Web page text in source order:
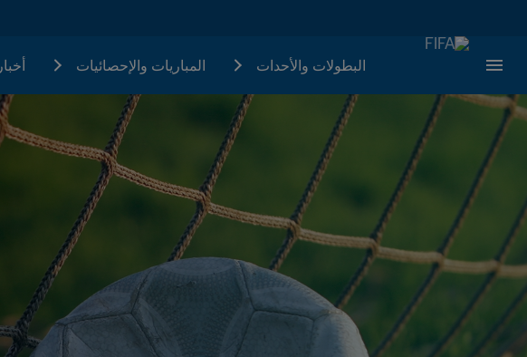
البطولات والأحدات المباريات والإحصائيات أخبار